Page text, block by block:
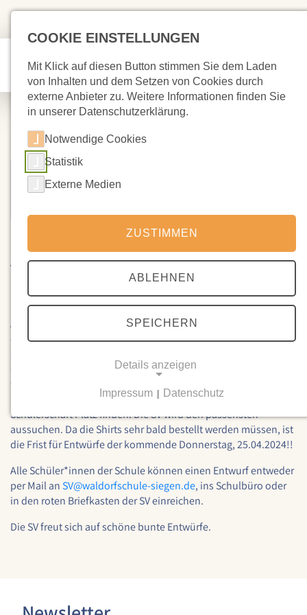
Ausschreibung Shirtdesign für
den Schullauf
Am Mittwoch, 03.07.2024 möchte unsere Schule am
diesjährigen Schullauf der Stadt Siegen teilnehmen. Vorne
Gestaltung unserer Laufshirts sucht die SV nach Vorschlägen
für die Rückseite der T-Shirts.
Neben unserem Schullogo soll ein weiterer Entwurf aus der
Schülerschaft Platz finden. Die SV wird den passensten
aussuchen. Da die Shirts sehr bald bestellt werden müssen, ist
die Frist für Entwürfe der kommende Donnerstag, 25.04.2024!!
Alle Schüler*innen der Schule können einen Entwurf entweder
per Mail anSV@waldorfschule-siegen.de, ins Schulbüro oder
in den roten Briefkasten der SV einreichen.
Die SV freut sich auf schöne bunte Entwürfe.
COOKIE EINSTELLUNGEN
Mit Klick auf diesen Button stimmen Sie dem Laden
von Inhalten und dem Setzen von Cookies durch
externe Anbieter zu. Weitere Informationen finden Sie
in unserer Datenschutzerklärung.
Notwendige Cookies
Statistik
Externe Medien
ZUSTIMMEN
ABLEHNEN
SPEICHERN
Details anzeigen
Notwendige Cookies ermöglichen grundlegende
Funktionen und sind für die einwandfreie Funktion
Einverständnis-Cookie
cookie_consent
Cookie Laufzeit:
Impressum Datenschutz